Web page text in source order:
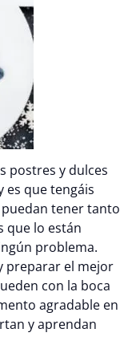
postres y dulces
es que tengáis
tener tanto
que lo están
problema.
preparar el mejor
con la boca
agradable en
y aprendan